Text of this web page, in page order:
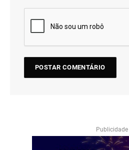
Publicidade